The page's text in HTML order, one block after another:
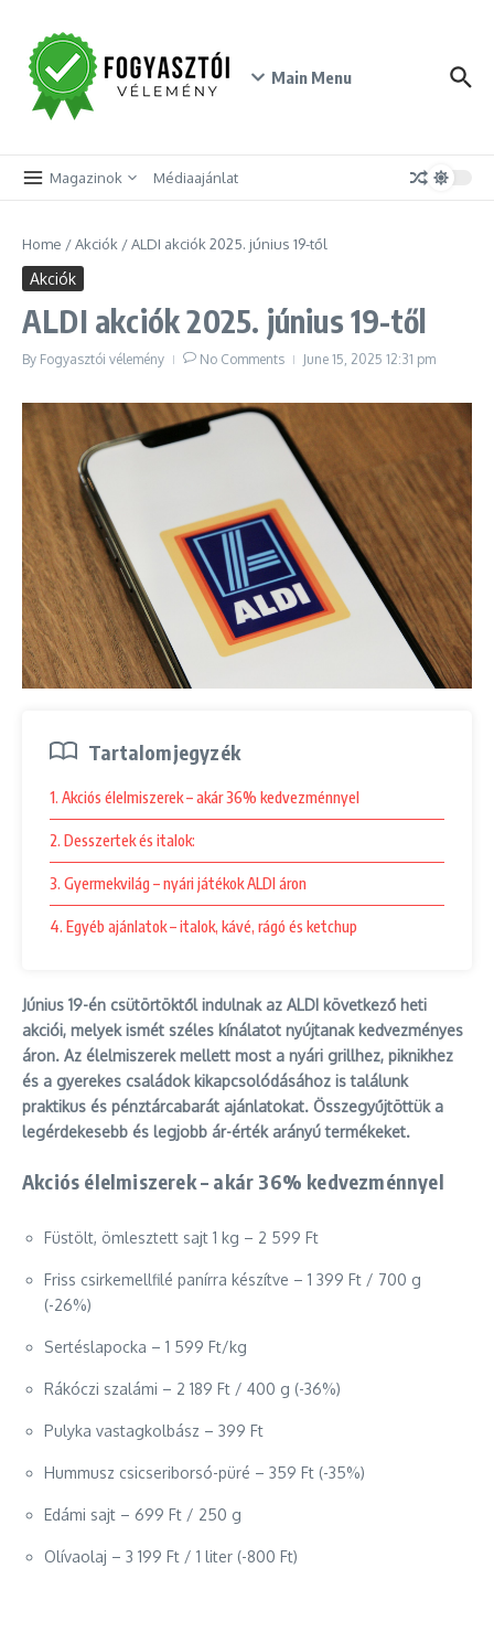
Main Menu
Magazinok Médiaajánlat
Home /Akciók /ALDI akciók 2025. június 19-től
Akciók
ALDI akciók 2025. június 19-től
By Fogyasztói vélemény No Comments June 15, 2025 12:31 pm
Tartalomjegyzék
1. Akciós élelmiszerek – akár 36% kedvezménnyel
2. Desszertek és italok:
3. Gyermekvilág – nyári játékok ALDI áron
4. Egyéb ajánlatok – italok, kávé, rágó és ketchup
Június 19-én csütörtöktől indulnak az ALDI következő heti
akciói, melyek ismét széles kínálatot nyújtanak kedvezményes
áron. Az élelmiszerek mellett most a nyári grillhez, piknikhez
és a gyerekes családok kikapcsolódásához is találunk
praktikus és pénztárcabarát ajánlatokat. Összegyűjtöttük a
legérdekesebb és legjobb ár-érték arányú termékeket.
Akciós élelmiszerek – akár 36% kedvezménnyel
Füstölt, ömlesztett sajt 1 kg – 2 599 Ft
Friss csirkemellfilé panírra készítve – 1 399 Ft / 700 g
(-26%)
Sertéslapocka – 1 599 Ft/kg
Rákóczi szalámi – 2 189 Ft / 400 g (-36%)
Pulyka vastagkolbász – 399 Ft
Hummusz csicseriborsó-püré – 359 Ft (-35%)
Edámi sajt – 699 Ft / 250 g
Olívaolaj – 3 199 Ft / 1 liter (-800 Ft)